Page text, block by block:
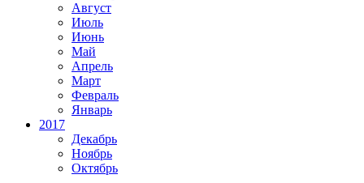
Август
Июль
Июнь
Май
Апрель
Март
Февраль
Январь
2017
Декабрь
Ноябрь
Октябрь